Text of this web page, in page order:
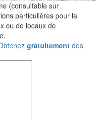
(consultable sur
particulières pour la
ou de locaux de
gratuitement des